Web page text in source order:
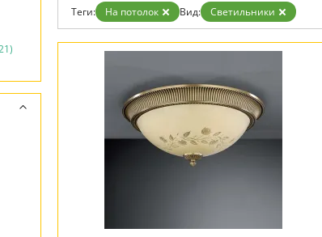
Теги: На потолок Вид: Светильники